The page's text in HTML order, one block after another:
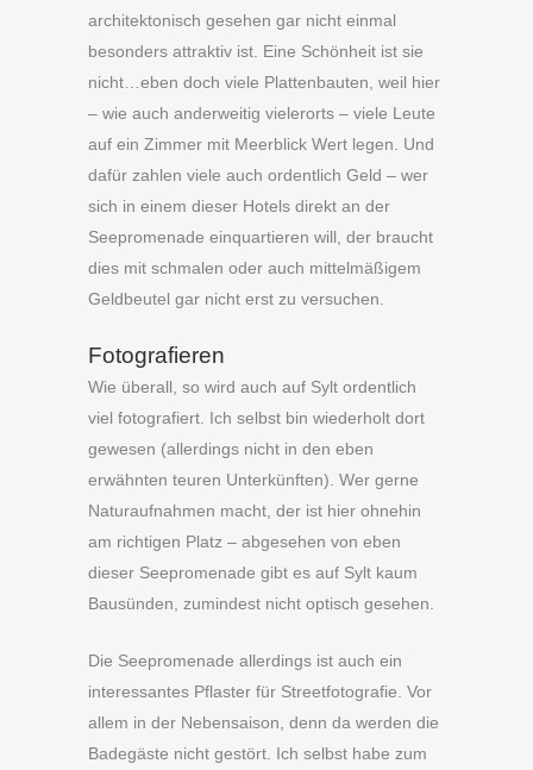
architektonisch gesehen gar nicht einmal
besonders attraktiv ist. Eine Schönheit ist sie
nicht…eben doch viele Plattenbauten, weil hier
– wie auch anderweitig vielerorts – viele Leute
auf ein Zimmer mit Meerblick Wert legen. Und
dafür zahlen viele auch ordentlich Geld – wer
sich in einem dieser Hotels direkt an der
Seepromenade einquartieren will, der braucht
dies mit schmalen oder auch mittelmäßigem
Geldbeutel gar nicht erst zu versuchen.
Fotografieren
Wie überall, so wird auch auf Sylt ordentlich
viel fotografiert. Ich selbst bin wiederholt dort
gewesen (allerdings nicht in den eben
erwähnten teuren Unterkünften). Wer gerne
Naturaufnahmen macht, der ist hier ohnehin
am richtigen Platz – abgesehen von eben
dieser Seepromenade gibt es auf Sylt kaum
Bausünden, zumindest nicht optisch gesehen.
Die Seepromenade allerdings ist auch ein
interessantes Pflaster für Streetfotografie. Vor
allem in der Nebensaison, denn da werden die
Badegäste nicht gestört. Ich selbst habe zum